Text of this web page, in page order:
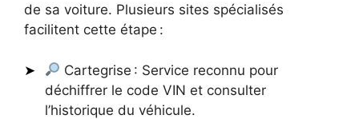
de sa voiture. Plusieurs sites spécialisés
facilitent cette étape :
Cartegrise : Service reconnu pour
déchiffrer le code VIN et consulter
l’historique du véhicule.